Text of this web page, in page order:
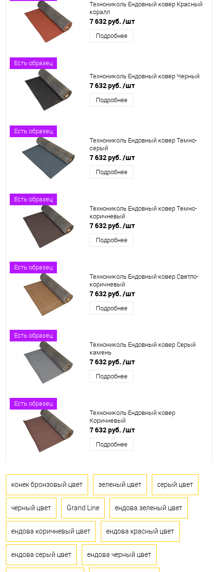
Технониколь Ендовный ковер Красный
коралл
7 632 руб. /шт
Подробнее
Есть образец
Технониколь Ендовный ковер Черный
7 632 руб. /шт
Подробнее
Есть образец
Технониколь Ендовный ковер Темно-
серый
7 632 руб. /шт
Подробнее
Есть образец
Технониколь Ендовный ковер Темно-
коричневый
7 632 руб. /шт
Подробнее
Есть образец
Технониколь Ендовный ковер Светло-
коричневый
7 632 руб. /шт
Подробнее
Есть образец
Технониколь Ендовный ковер Серый
камень
7 632 руб. /шт
Подробнее
Есть образец
Технониколь Ендовный ковер
Коричневый
7 632 руб. /шт
Подробнее
конек бронзовый цвет зеленый цвет серый цвет
черный цвет Grand Line ендова зеленый цвет
ендова коричневый цвет ендова красный цвет
ендова серый цвет ендова черный цвет